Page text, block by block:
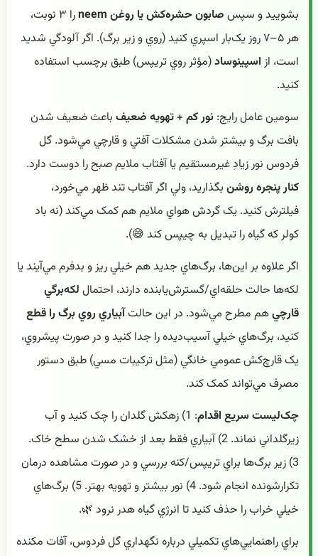
بشوييد و سپس صابون حشره‌کش يا روغن neem
را ۳ نوبت،
هر ۵–۷ روز يک‌بار اسپري کنيد (روي و زير برگ). اگر آلودگي شديد
است، از اسپينوساد(مؤثر روي تريپس) طبق برچسب استفاده
کنيد.
سومين عامل رايج: نور کم + تهويه ضعيف باعث ضعيف شدن
بافت برگ و بيشتر شدن مشکلات آفتي و قارچي مي‌شود. گل
فردوس نور زيادِ غيرمستقيم يا آفتاب ملايم صبح را دوست دارد.
کنار پنجره روشن بگذاريد، ولي اگر آفتاب تند ظهر مي‌خورد،
فيلترش کنيد. يک گردش هواي ملايم هم کمک مي‌کند (نه باد
کولر که گياه را تبديل به چيپس کند 😅).
اگر علاوه بر اين‌ها، برگ‌هاي جديد هم خيلي ريز و بدفرم مي‌آيند يا
لکه‌ها حالت حلقه‌اي/گسترش‌يابنده دارند، احتمال لکه‌برگي
قارچيهم مطرح مي‌شود. در اين حالتآبياري روي برگ را قطع
کنيد، برگ‌هاي خيلي آسيب‌ديده را جدا کنيد و در صورت پيشروي،
يک قارچ‌کش عمومي خانگي (مثل ترکيبات مسي) طبق دستور
مصرف مي‌تواند کمک کند.
چک‌ليست سريع اقدام
: 1) زهکش گلدان را چک کنيد و آب
زيرگلداني نماند. 2) آبياري فقط بعد از خشک شدن سطح خاک.
3) زير برگ‌ها براي تريپس/کنه بررسي و در صورت مشاهده درمان
تکرارشونده انجام شود. 4) نور بيشتر و تهويه بهتر. 5) برگ‌هاي
خيلي خراب را حذف کنيد تا انرژي گياه هدر نرود 🌿.
براي راهنمايي‌هاي تکميلي درباره نگهداري گل فردوس، آفات مکنده